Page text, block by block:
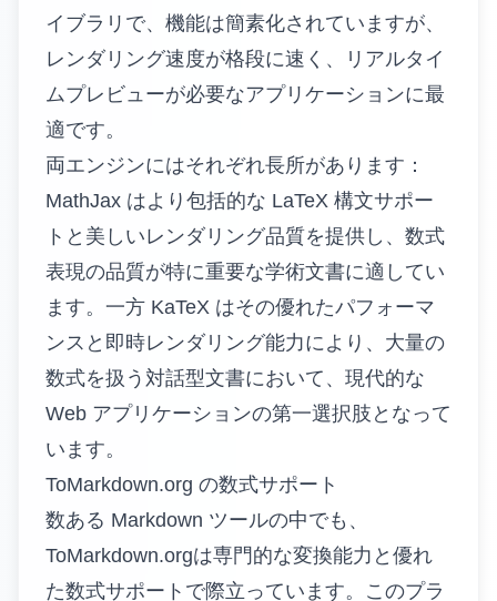
イブラリで、機能は簡素化されていますが、
レンダリング速度が格段に速く、リアルタイ
ムプレビューが必要なアプリケーションに最
適です。
両エンジンにはそれぞれ長所があります：
MathJax はより包括的な LaTeX 構文サポー
トと美しいレンダリング品質を提供し、数式
表現の品質が特に重要な学術文書に適してい
ます。一方 KaTeX はその優れたパフォーマ
ンスと即時レンダリング能力により、大量の
数式を扱う対話型文書において、現代的な
Web アプリケーションの第一選択肢となって
います。
ToMarkdown.org の数式サポート
数ある Markdown ツールの中でも、
ToMarkdown.orgは専門的な変換能力と優れ
た数式サポートで際立っています。このプラ